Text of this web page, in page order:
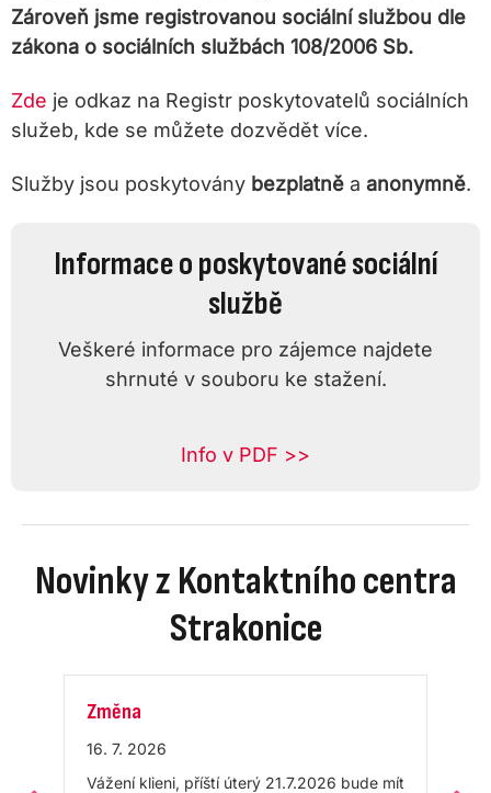
Zároveň jsme registrovanou sociální službou dle
zákona o sociálních službách 108/2006 Sb.
Zde je odkaz na Registr poskytovatelů sociálních
služeb, kde se můžete dozvědět více.
Služby jsou poskytovány bezplatně a anonymně.
Informace o poskytované sociální
službě
Veškeré informace pro zájemce najdete
shrnuté v souboru ke stažení.
Info v PDF >>
Novinky z Kontaktního centra
Strakonice
Změna
16. 7. 2026
Vážení klieni, příští úterý 21.7.2026 bude mít